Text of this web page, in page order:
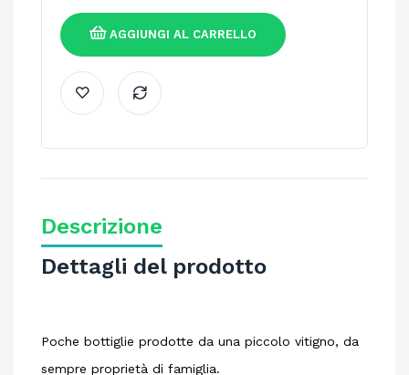
AGGIUNGI AL CARRELLO
Descrizione
Dettagli del prodotto
Poche bottiglie prodotte da una piccolo vitigno, da
sempre proprietà di famiglia.